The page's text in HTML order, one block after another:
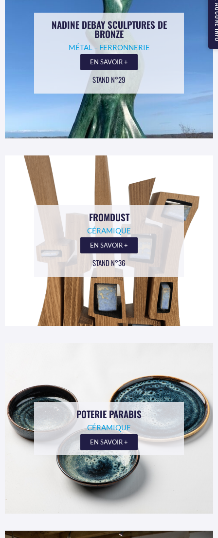
NADINE DEBAY SCULPTURES DE
BRONZE
MÉTAL – FERRONNERIE
EN SAVOIR +
STAND N°29
FROMDUST
CÉRAMIQUE
EN SAVOIR +
STAND N°36
POTERIE PARABIS
CÉRAMIQUE
EN SAVOIR +